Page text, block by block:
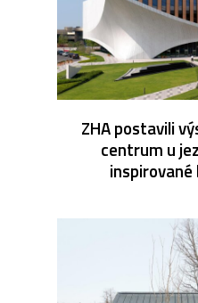
ZHA postavili
centrum u